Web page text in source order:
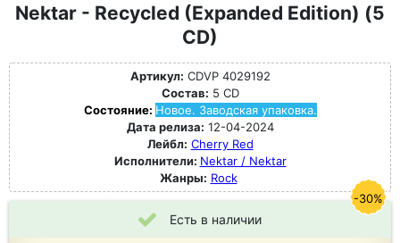
Nektar - Recycled (Expanded Edition) (5
CD)
Артикул: CDVP 4029192
Состав: 5 CD
Состояние: Новое. Заводская упаковка.
Дата релиза: 12-04-2024
Лейбл: Cherry Red
Исполнители: Nektar / Nektar
Жанры: Rock
Есть в наличии
-30%